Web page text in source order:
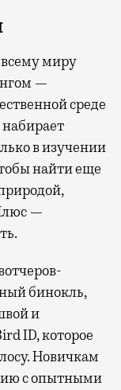
всему миру
—
среде
в изучении
найти еще
—
бинокль,
и
ID, которое
Новичкам
с опытными